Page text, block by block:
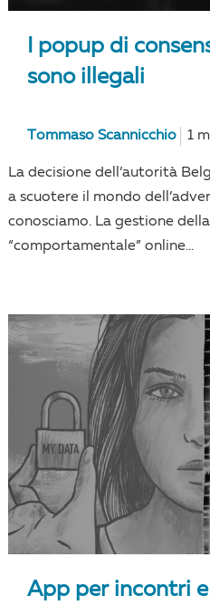
I popup di
sono illegali
Tommaso Scannicchio 1
La decisione dell’autorità
a scuotere il mondo
conosciamo. La gestione
“comportamentale” online...
App per incontri